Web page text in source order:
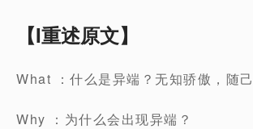
【I重述原文】
What ：什么是异端？无知骄傲，随己
Why ：为什么会出现异端？